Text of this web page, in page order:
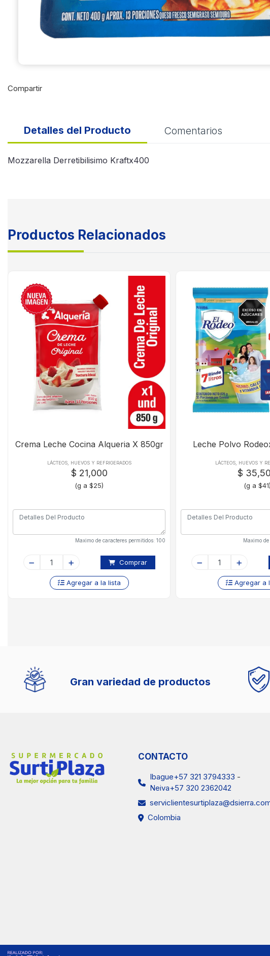
Compartir
Detalles del Producto Comentarios
Mozzarella Derretibilisimo Kraftx400
Productos Relacionados
Crema Leche Cocina Alqueria X 850gr
LÁCTEOS, HUEVOS Y REFRIGERADOS
$ 21,000
(g a $25)
Maximo de caracteres permitidos: 100
Comprar
Agregar a la lista
Leche Polvo
LÁCTEOS, HUEVOS Y
$
(g a $41)
Maximo
Agregar a
Gran variedad de productos
CONTACTO
Ibague+57 321 3794333 -
Neiva+57 320 2362042
Colombia